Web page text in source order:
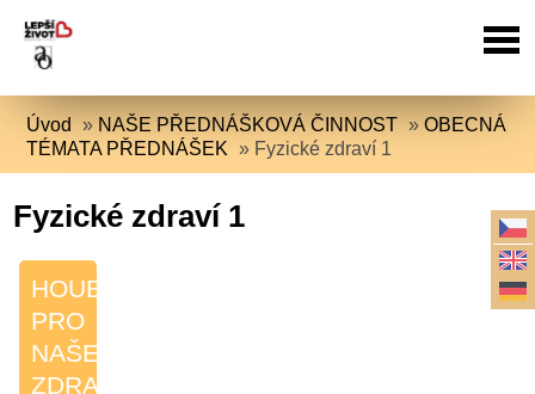
Úvod » NAŠE PŘEDNÁŠKOVÁ ČINNOST »OBECNÁ
TÉMATA PŘEDNÁŠEK » Fyzické zdraví 1
Fyzické zdraví 1
HOUBY
PRO
NAŠE
ZDRAVÍ